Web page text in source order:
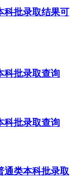
科批录取结果可
科批录取查询
科批录取查询
通类本科批录取